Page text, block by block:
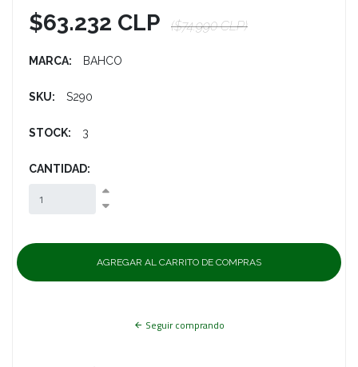
$63.232 CLP ($74.990 CLP)
MARCA: BAHCO
SKU: S290
STOCK: 3
CANTIDAD:
Seguir comprando